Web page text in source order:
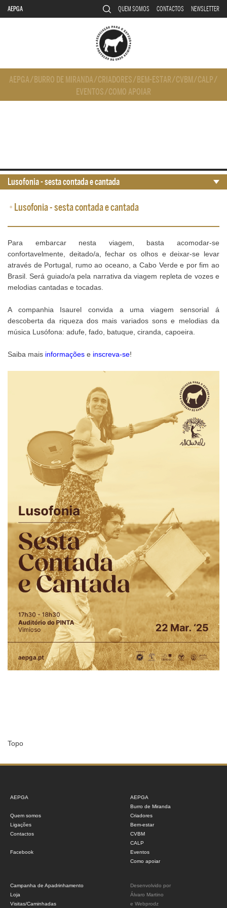
AEPGA QUEM SOMOS CONTACTOS NEWSLETTER
AEPGA/ BURRO DE MIRANDA/CRIADORES/ BEM-ESTAR/CVBM/CALP/
EVENTOS/COMO APOIAR
• Lusofonia - sesta contada e cantada
Para embarcar nesta viagem, basta acomodar-se
confortavelmente, deitado/a, fechar os olhos e deixar-se levar
através de Portugal, rumo ao oceano, a Cabo Verde e por fim ao
Brasil. Será guiado/a pela narrativa da viagem repleta de vozes e
melodias cantadas e tocadas.
A companhia Isaurel convida a uma viagem sensorial á
descoberta da riqueza dos mais variados sons e melodias da
música Lusófona: adufe, fado, batuque, ciranda, capoeira.
Saiba mais informações e inscreva-se!
Topo
Lusofonia - sesta contada e cantada
AEPGA
Quem somos
Ligações
Contactos
Facebook
AEPGA
Burro de Miranda
Criadores
Bem-estar
CVBM
CALP
Eventos
Como apoiar
Campanha de Apadrinhamento
Loja
Visitas/Caminhadas
Desenvolvido por
Álvaro Martino
e Webprodz